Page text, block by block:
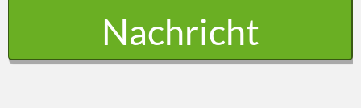
Nachricht